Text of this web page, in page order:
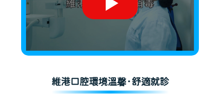
維港口腔環境溫馨·舒適就診